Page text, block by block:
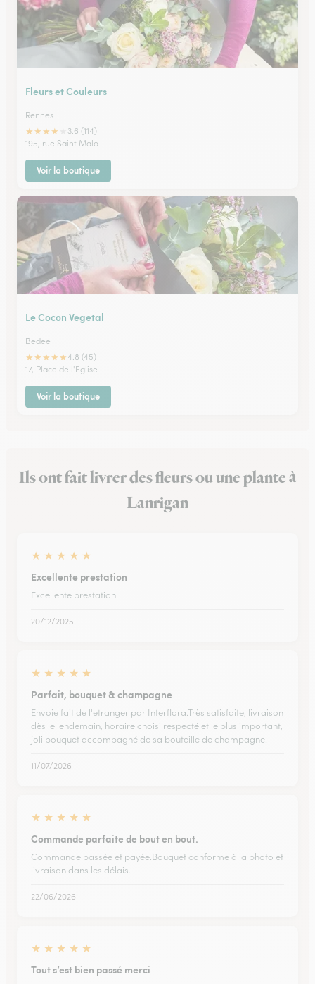
Fleurs et Couleurs
Rennes
★★★★
3.6 (114)
195, rue Saint Malo
Voir la boutique
Le Cocon Vegetal
Bedee
★★★★★4.8 (45)
17, Place de l'Eglise
Voir la boutique
Ils ont fait livrer des fleurs ou une plante à
Lanrigan
★ ★ ★ ★ ★
Excellente prestation
Excellente prestation
20/12/2025
★ ★ ★ ★ ★
Parfait, bouquet & champagne
Envoie fait de l'etranger par Interflora.Très satisfaite, livraison
dès le lendemain, horaire choisi respecté et le plus important,
joli bouquet accompagné de sa bouteille de champagne.
11/07/2026
★ ★ ★ ★ ★
Commande parfaite de bout en bout.
Commande passée et payée.Bouquet conforme à la photo et
livraison dans les délais.
22/06/2026
★ ★ ★ ★ ★
Tout s’est bien passé merci